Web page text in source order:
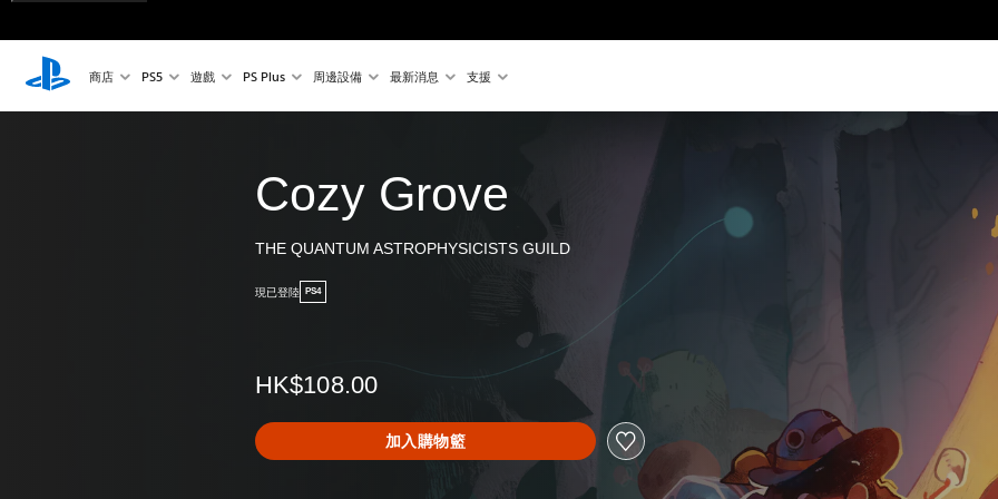
商店 PS5 遊戲 PS Plus 周邊設備 最新消息 支援
Cozy Grove
THE QUANTUM ASTROPHYSICISTS GUILD
現已登陸 PS4
HK$108.00
加入購物籃